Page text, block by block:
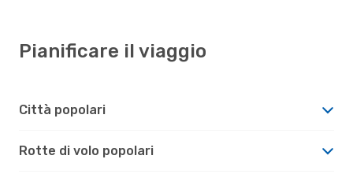
Pianificare il viaggio
Città popolari
Rotte di volo popolari